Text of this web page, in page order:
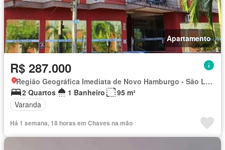
Apartamento
R$ 287.000
Região Geográfica Imediata de Novo Hamburgo - São Leopoldo, Região Metropolitana de Porto Alegre
2 Quartos
1 Banheiro
95 m²
Varanda
Há 1 semana, 18 horas em Chaves na mão